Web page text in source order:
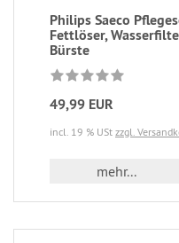
Philips Saeco
Fettlöser,
Bürste
49,99 EUR
incl. 19 % USt zzgl.
mehr...